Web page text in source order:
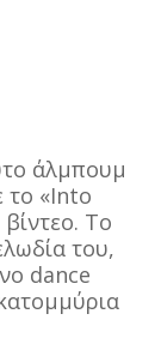
άλμπουμ
το «Into
Το
του,
dance